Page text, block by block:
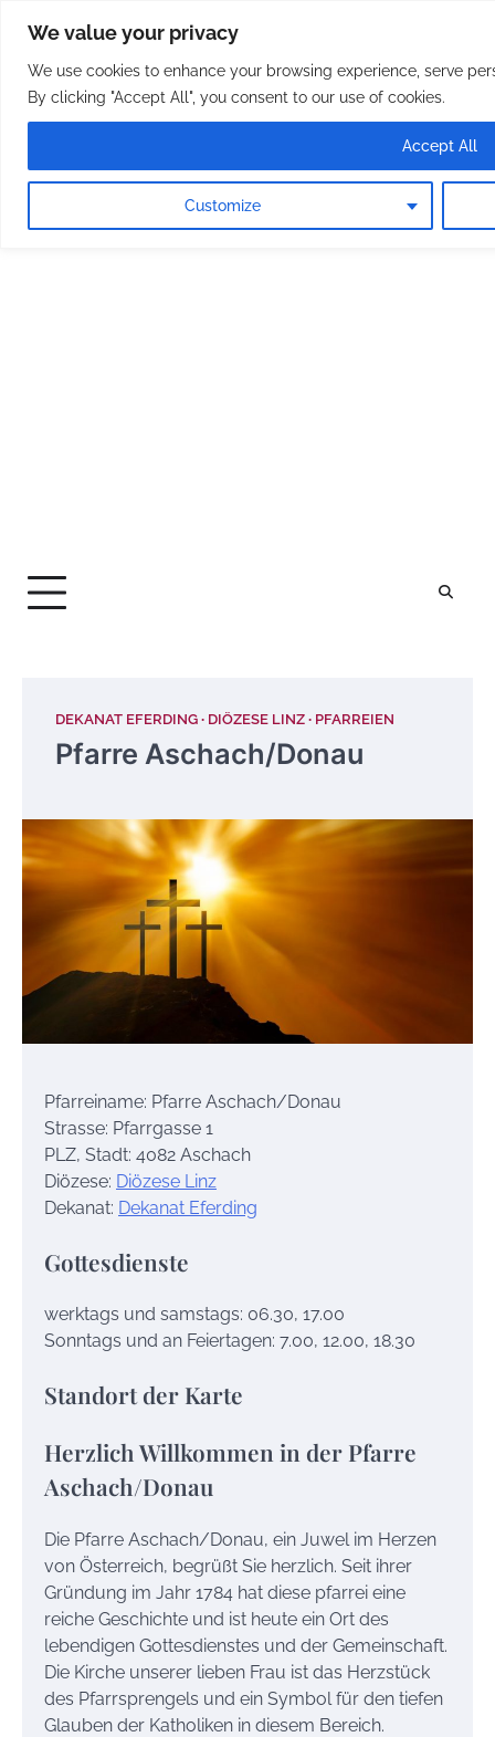
We value your privacy
We use cookies to enhance your browsing experience, serve
By clicking "Accept All", you consent to our use of cookies.
Customize
Accept All
content
Osterreichische Pfarreie
DEKANAT EFERDING DIÖZESE LINZ PFARREIEN
Pfarre Aschach/Donau
Pfarreiname: Pfarre Aschach/Donau
Strasse: Pfarrgasse 1
PLZ, Stadt: 4082 Aschach
Diözese: Diözese Linz
Dekanat: Dekanat Eferding
Gottesdienste
werktags und samstags: 06.30, 17.00
Sonntags und an Feiertagen: 7.00, 12.00, 18.30
Standort der Karte
Herzlich Willkommen in der Pfarre
Aschach/Donau
Die Pfarre Aschach/Donau, ein Juwel im Herzen
von Österreich, begrüßt Sie herzlich. Seit ihrer
Gründung im Jahr 1784 hat diese pfarrei eine
reiche Geschichte und ist heute ein Ort des
lebendigen Gottesdienstes und der Gemeinschaft.
Die Kirche unserer lieben Frau ist das Herzstück
des Pfarrsprengels und ein Symbol für den tiefen
Glauben der Katholiken in diesem Bereich.